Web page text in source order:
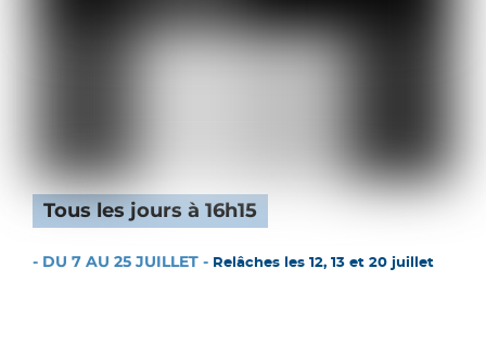
Tous les jours à 16h15
- DU 7 AU 25 JUILLET - Relâches les 12, 13 et 20 juillet